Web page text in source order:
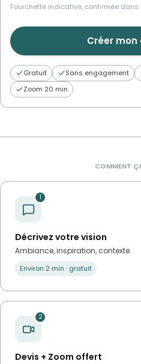
Fourchette indicative, confirmée
Créer
Gratuit Sans engagement
Zoom 20 min
COMMENT
1
Décrivez votre vision
Ambiance, inspiration, contexte.
Environ 2 min · gratuit
2
Devis + Zoom offert